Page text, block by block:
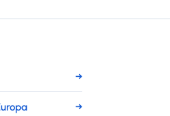
→
→